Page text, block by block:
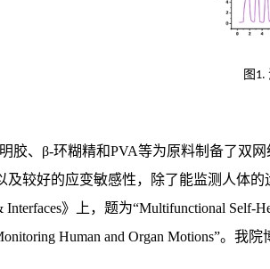
图 1.
胶、 β-环糊精和PVA等为原料制备了双网
及较好的应变敏感性，除了能监测 人体的
Interfaces》上，题为“Multifunctional Self-
Human and Organ Motions”。我院